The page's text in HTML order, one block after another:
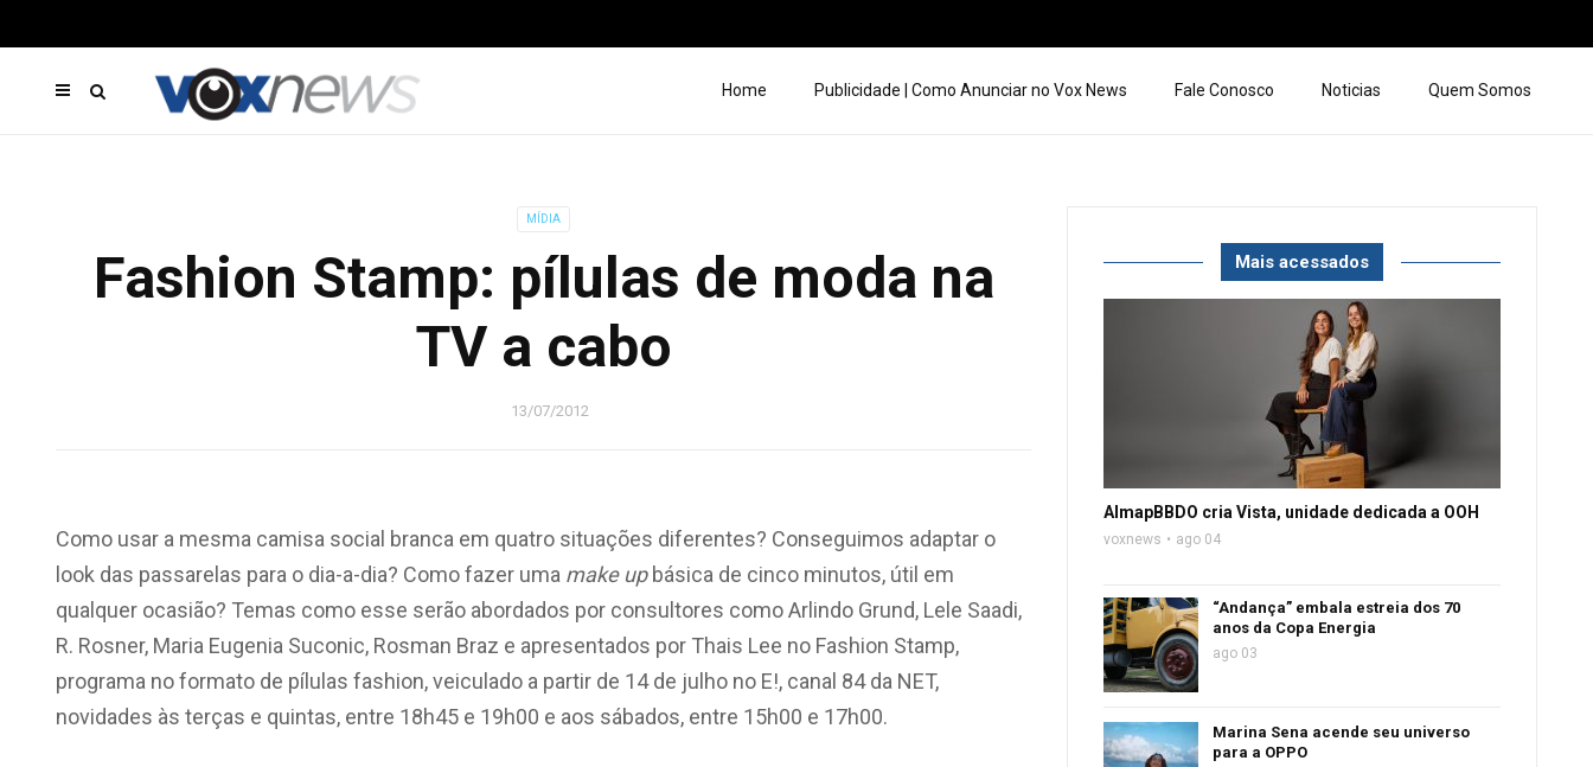
Home Publicidade | Como Anunciar no Vox News Fale Conosco Noticias Quem Somos
MÍDIA
Fashion Stamp: pílulas de moda na
TV a cabo
13/07/2012
Como usar a mesma camisa social branca em quatro situações diferentes? Conseguimos adaptar o
look das passarelas para o dia-a-dia? Como fazer uma make upbásica de cinco minutos, útil em
qualquer ocasião? Temas como esse serão abordados por consultores como Arlindo Grund, Lele Saadi,
R. Rosner, Maria Eugenia Suconic, Rosman Braz e apresentados por Thais Lee no Fashion Stamp,
programa no formato de pílulas fashion, veiculado a partir de 14 de julho no E!, canal 84 da NET,
novidades às terças e quintas, entre 18h45 e 19h00 e aos sábados, entre 15h00 e 17h00.
Mais acessados
AlmapBBDO cria Vista, unidade dedicada a OOH
voxnews ago 04
“Andança” embala estreia dos 70
anos da Copa Energia
ago 03
Marina Sena acende seu universo
para a OPPO